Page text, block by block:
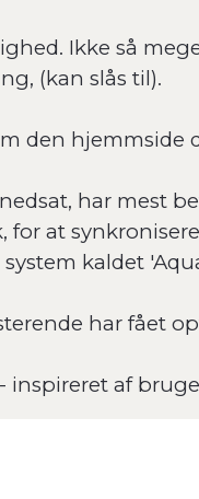
Ikke så
(kan slås til).
den hjemmside
har mest
for at
kaldet
har fået
inspireret af